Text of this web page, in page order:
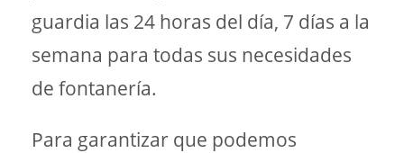
guardia las 24 horas del día, 7 días a la
semana para todas sus necesidades
de fontanería.
Para garantizar que podemos